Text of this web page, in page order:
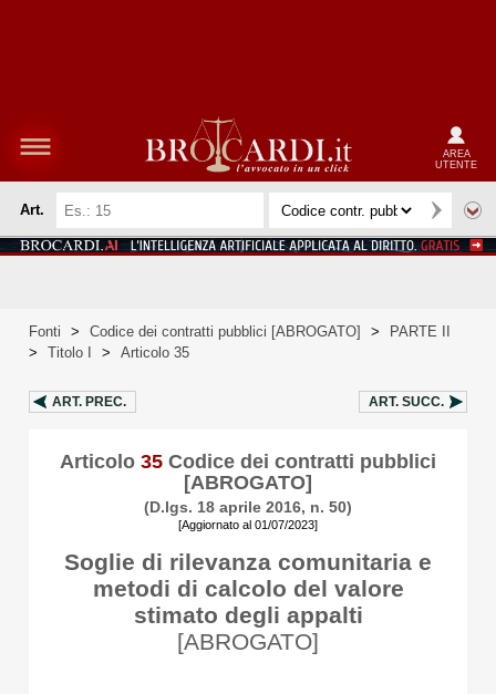
AREA
UTENTE
Art.
Fonti > Codice dei contratti pubblici [ABROGATO] >
PARTE II
>
Titolo I > Articolo 35
ART. PREC. ART. SUCC.
Articolo 35 Codice dei contratti pubblici
[ABROGATO]
(D.lgs. 18 aprile 2016, n. 50)
[Aggiornato al 01/07/2023]
Soglie di rilevanza comunitaria e
metodi di calcolo del valore
stimato degli appalti
[ABROGATO]